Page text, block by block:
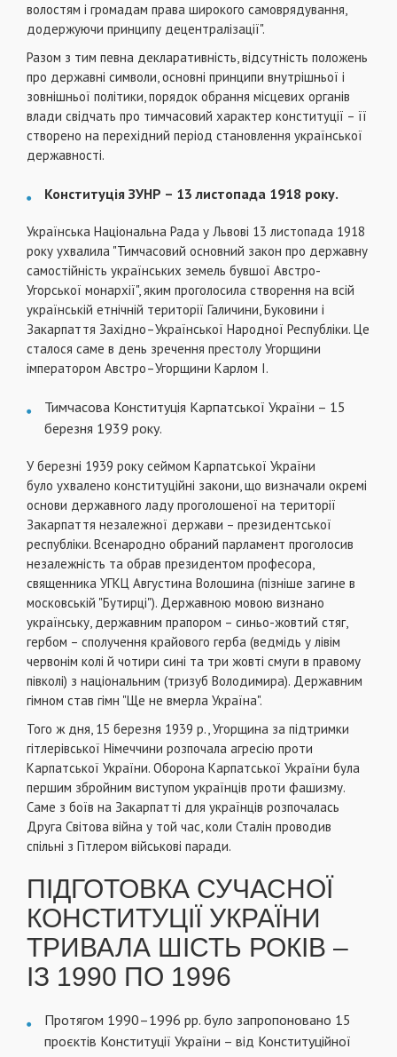
волостям і громадам права широкого самоврядування,
додержуючи принципу децентралізації".
Разом з тим певна декларативність, відсутність положень
про державні символи, основні принципи внутрішньої і
зовнішньої політики, порядок обрання місцевих органів
влади свідчать про тимчасовий характер конституції – її
створено на перехідний період становлення української
державності.
Конституція ЗУНР – 13 листопада 1918 року.
Українська Національна Рада у Львові 13 листопада 1918
року ухвалила "Тимчасовий основний закон про державну
самостійність українських земель бувшої Австро-
Угорської монархії", яким проголосила створення на всій
українській етнічній території Галичини, Буковини і
Закарпаття Західно–Української Народної Республіки. Це
сталося саме в день зречення престолу Угорщини
імператором Австро–Угорщини Карлом І.
Тимчасова Конституція Карпатської України – 15
березня 1939 року.
У березні 1939 року сеймом Карпатської України
було ухвалено конституційні закони, що визначали окремі
основи державного ладу проголошеної на території
Закарпаття незалежної держави – президентської
республіки. Всенародно обраний парламент проголосив
незалежність та обрав президентом професора,
священника УГКЦ Августина Волошина (пізніше загине в
московській "Бутирці"). Державною мовою визнано
українську, державним прапором – синьо-жовтий стяг,
гербом – сполучення крайового герба (ведмідь у лівім
червонім колі й чотири сині та три жовті смуги в правому
півколі) з національним (тризуб Володимира). Державним
гімном став гімн "Ще не вмерла Україна".
Того ж дня, 15 березня 1939 р., Угорщина за підтримки
гітлерівської Німеччини розпочала агресію проти
Карпатської України. Оборона Карпатської України була
першим збройним виступом українців проти фашизму.
Саме з боїв на Закарпатті для українців розпочалась
Друга Світова війна у той час, коли Сталін проводив
спільні з Гітлером військові паради.
ПІДГОТОВКА СУЧАСНОЇ
КОНСТИТУЦІЇ УКРАЇНИ
ТРИВАЛА ШІСТЬ РОКІВ –
ІЗ 1990 ПО 1996
Протягом 1990–1996 рр. було запропоновано 15
проєктів Конституції України – від Конституційної